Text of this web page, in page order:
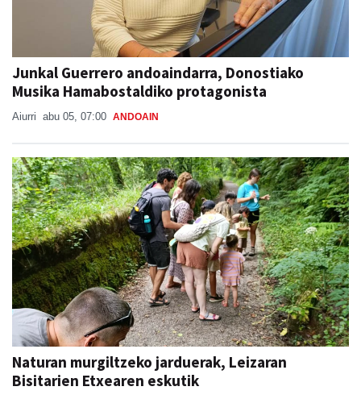
Junkal Guerrero andoaindarra, Donostiako
Musika Hamabostaldiko protagonista
Aiurri abu 05, 07:00 ANDOAIN
Naturan murgiltzeko jarduerak, Leizaran
Bisitarien Etxearen eskutik